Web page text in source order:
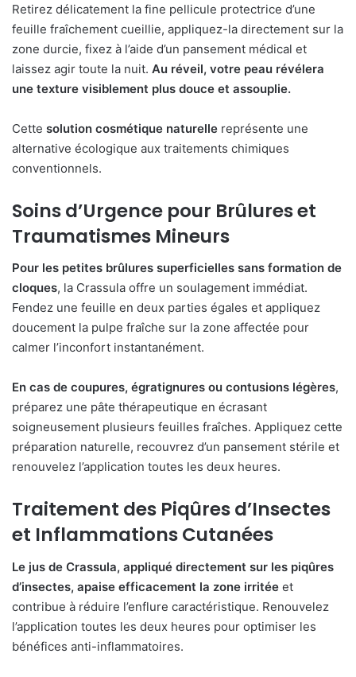
Retirez délicatement la fine pellicule protectrice d’une
feuille fraîchement cueillie, appliquez-la directement sur la
zone durcie, fixez à l’aide d’un pansement médical et
laissez agir toute la nuit. Au réveil, votre peau révélera
une texture visiblement plus douce et assouplie.
Cette solution cosmétique naturelle représente une
alternative écologique aux traitements chimiques
conventionnels.
Soins d’Urgence pour Brûlures et
Traumatismes Mineurs
Pour les petites brûlures superficielles sans formation de
cloques, la Crassula offre un soulagement immédiat.
Fendez une feuille en deux parties égales et appliquez
doucement la pulpe fraîche sur la zone affectée pour
calmer l’inconfort instantanément.
En cas de coupures, égratignures ou contusions légères,
préparez une pâte thérapeutique en écrasant
soigneusement plusieurs feuilles fraîches. Appliquez cette
préparation naturelle, recouvrez d’un pansement stérile et
renouvelez l’application toutes les deux heures.
Traitement des Piqûres d’Insectes
et Inflammations Cutanées
Le jus de Crassula, appliqué directement sur les piqûres
d’insectes, apaise efficacement la zone irritée et
contribue à réduire l’enflure caractéristique. Renouvelez
l’application toutes les deux heures pour optimiser les
bénéfices anti-inflammatoires.